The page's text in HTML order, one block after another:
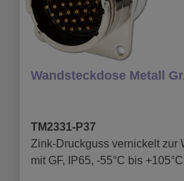
Wandsteckdose Metall
TM2331-P37
Zink-Druckguss vernickelt zur
mit GF, IP65, -55°C bis +105°C